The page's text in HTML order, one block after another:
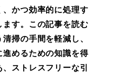
かつ効率的に処理す
す。この記事を読む
掃の手間を軽減し、
めるための知識を得
ストレスフリーな引